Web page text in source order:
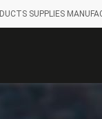
SUPPLIES